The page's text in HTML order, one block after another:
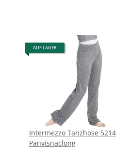
AUF LAGER
Intermezzo Tanzhose 5214
Panvisnaclong